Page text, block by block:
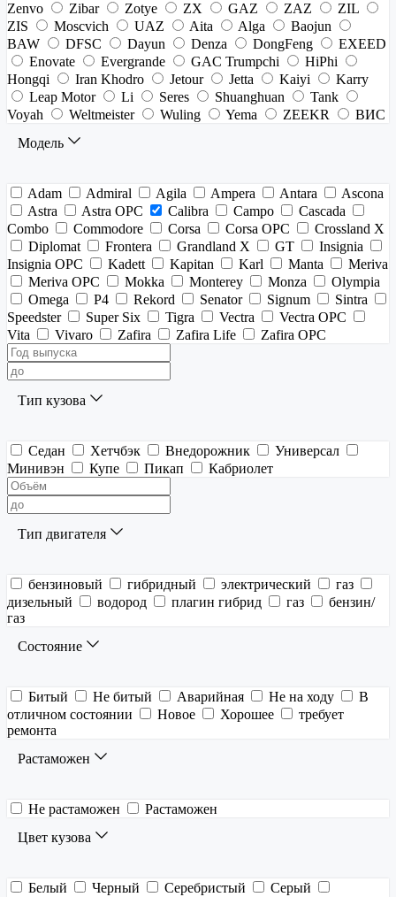
Zenvo
Zibar Zotye ZX GAZ ZAZ
ZIL
ZIS
Moscvich UAZ Aita Alga
Baojun
BAW
DFSC Dayun Denza DongFeng
EXEED
Enovate
Evergrande GAC Trumpchi
HiPhi
Hongqi
Iran Khodro Jetour Jetta Kaiyi
Karry
Leap Motor
Li Seres Shuanghuan
Tank
Voyah
Weltmeister Wuling Yema ZEEKR
ВИС
Модель
Adam Admiral Agila Ampera Antara
Ascona
Astra
Astra OPC Calibra Campo
Cascada
Combo
Commodore Corsa Corsa OPC
Crossland X
Diplomat
Frontera Grandland X GT
Insignia
Insignia OPC
Kadett Kapitan Karl Manta
Meriva
Meriva OPC
Mokka Monterey Monza
Olympia
Omega
P4 Rekord Senator Signum
Sintra
Speedster
Super Six Tigra Vectra
Vectra OPC
Vita
Vivaro Zafira Zafira Life Zafira OPC
Тип кузова
Седан Хетчбэк Внедорожник
Универсал
Минивэн
Купе Пикап Кабриолет
Тип двигателя
бензиновый гибридный электрический
газ
дизельный
водород плагин гибрид газ
бензин/
газ
Состояние
Битый Не битый Аварийная Не на ходу
В
отличном состоянии
Новое Хорошее
требует
ремонта
Растаможен
Не растаможен
Растаможен
Цвет кузова
Белый Черный Серебристый
Серый